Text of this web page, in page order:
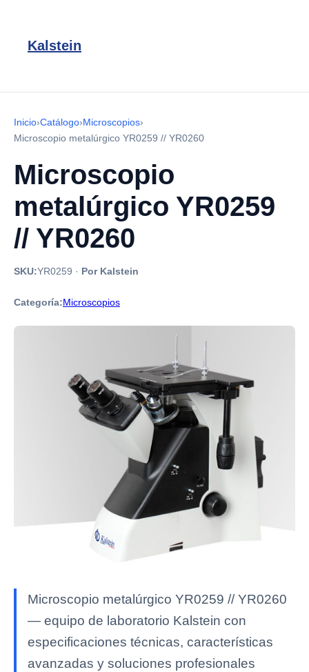
Kalstein
Inicio›Catálogo›Microscopios›
Microscopio metalúrgico YR0259 // YR0260
Microscopio
metalúrgico YR0259
// YR0260
SKU:YR0259 · Por Kalstein
Categoría:Microscopios
Microscopio metalúrgico YR0259 // YR0260
— equipo de laboratorio Kalstein con
especificaciones técnicas, características
avanzadas y soluciones profesionales